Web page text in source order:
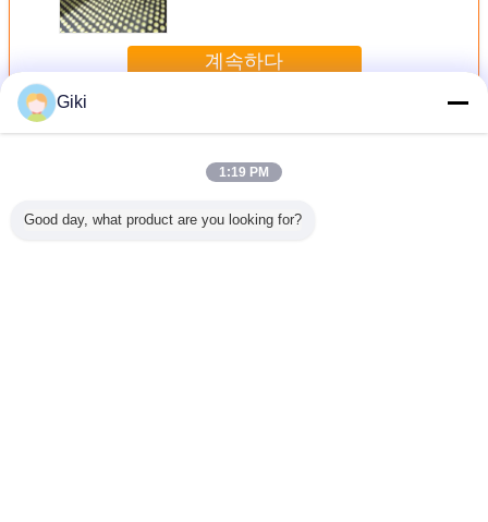
계속하다
더 많은 것
Giki
1:19 PM
Good day, what product are you looking for?